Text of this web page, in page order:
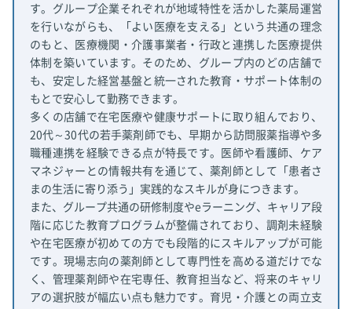
す。グループ企業それぞれが地域特性を活かした薬局運営
を行いながらも、「よい医療を支える」という共通の理念
のもと、医療機関・介護事業者・行政と連携した医療提供
体制を築いています。そのため、グループ内のどの店舗で
も、安定した経営基盤と統一された教育・サポート体制の
もとで安心して勤務できます。
多くの店舗で在宅医療や健康サポートに取り組んでおり、
20代～30代の若手薬剤師でも、早期から訪問服薬指導や多
職種連携を経験できる点が特長です。医師や看護師、ケア
マネジャーとの情報共有を通じて、薬剤師として「患者さ
まの生活に寄り添う」実践的なスキルが身につきます。
また、グループ共通の研修制度やeラーニング、キャリア段
階に応じた教育プログラムが整備されており、調剤未経験
や在宅医療が初めての方でも段階的にスキルアップが可能
です。現場志向の薬剤師として専門性を高める道だけでな
く、管理薬剤師や在宅専任、教育担当など、将来のキャリ
アの選択肢が幅広い点も魅力です。育児・介護との両立支